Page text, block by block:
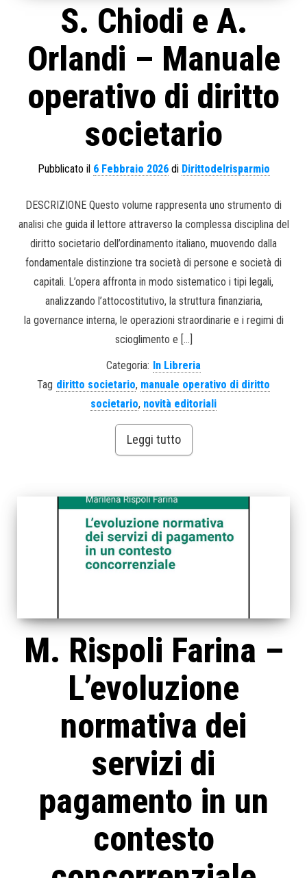
S. Chiodi e A.
Orlandi – Manuale
operativo di diritto
societario
Pubblicato il 6 Febbraio 2026di Dirittodelrisparmio
DESCRIZIONE Questo volume rappresenta uno strumento di
analisi che guida il lettore attraverso la complessa disciplina del
diritto societario dell’ordinamento italiano, muovendo dalla
fondamentale distinzione tra società di persone e società di
capitali. L’opera affronta in modo sistematico i tipi legali,
analizzando l’attocostitutivo, la struttura finanziaria,
la governance interna, le operazioni straordinarie e i regimi di
scioglimento e […]
Categoria: In Libreria
Tag diritto societario, manuale operativo di diritto
societario, novità editoriali
Leggi tutto
M. Rispoli Farina –
L’evoluzione
normativa dei
servizi di
pagamento in un
contesto